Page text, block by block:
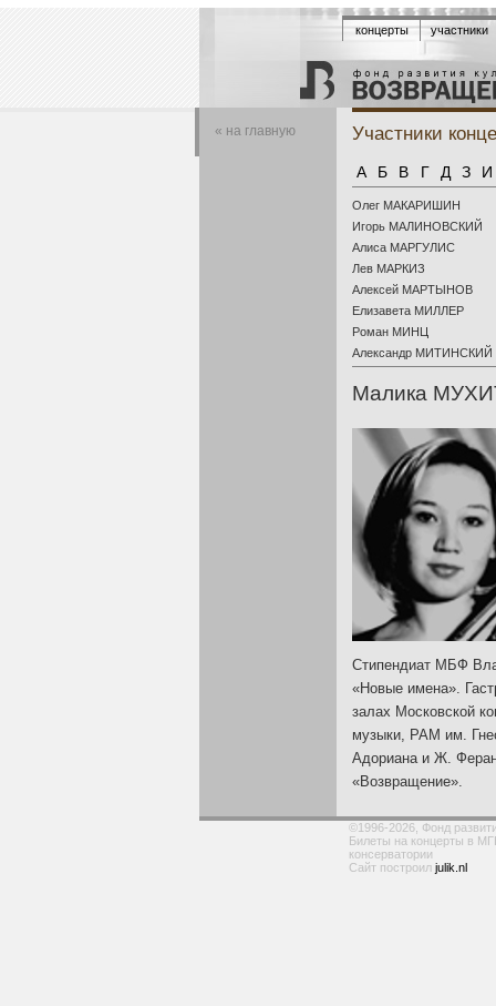
концерты участники
« на главную Участники
А Б В Г Д З И
Олег МАКАРИШИН
Игорь МАЛИНОВСКИЙ
Алиса МАРГУЛИС
Лев МАРКИЗ
Алексей МАРТЫНОВ
Елизавета МИЛЛЕР
Роман МИНЦ
Александр МИТИНСКИЙ
Малика
Стипендиат МБФ
«Новые имена».
залах Московской
музыки, РАМ им.
Адориана и Ж.
«Возвращение».
©1996-2026, Фонд
Билеты на концерты в
консерватории
Сайт построил julik.nl